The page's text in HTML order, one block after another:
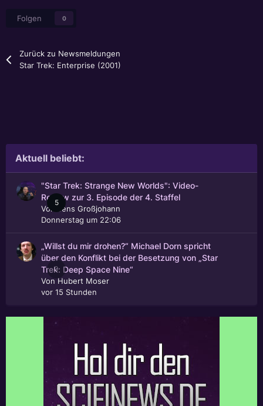
Folgen 0
Zurück zu Newsmeldungen
Star Trek: Enterprise (2001)
Aktuell beliebt:
5
"Star Trek: Strange New Worlds": Video-
Review zur 3. Episode der 4. Staffel
Von
Jens Großjohann
Donnerstag um 22:06
0
„Willst du mir drohen?“ Michael Dorn spricht
über den Konflikt bei der Besetzung von „Star
Trek: Deep Space Nine“
Von Hubert Moser
vor 15 Stunden